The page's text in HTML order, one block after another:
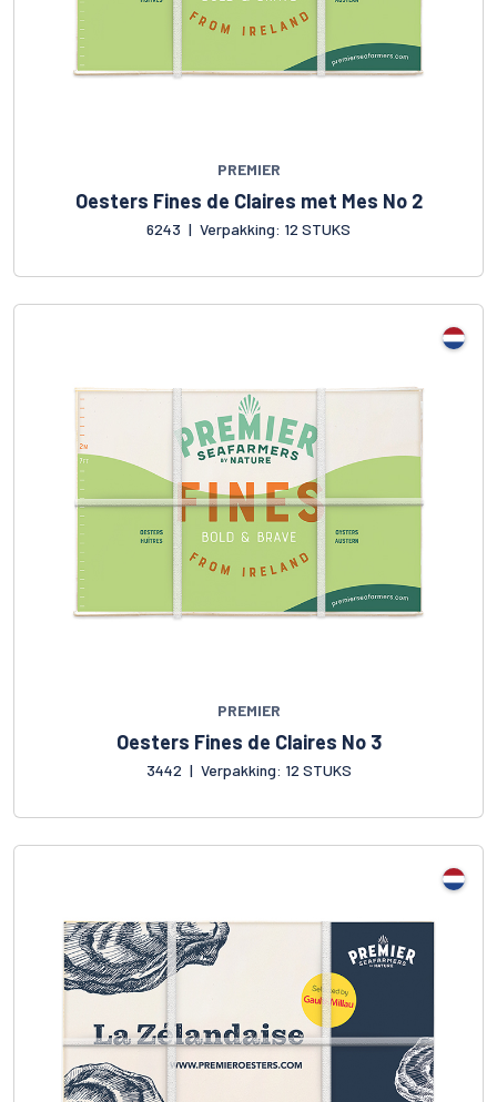
PREMIER
Oesters Fines de Claires met Mes No 2
6243 | Verpakking: 12 STUKS
PREMIER
Oesters Fines de Claires No 3
3442 | Verpakking: 12 STUKS